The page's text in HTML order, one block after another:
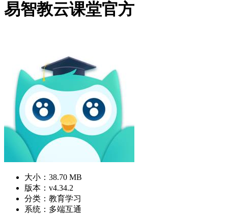
易智教云课堂官方
大小：38.70 MB
版本：v4.34.2
分类：教育学习
系统：多端互通